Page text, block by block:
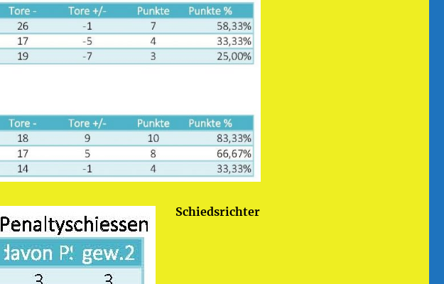
Schiedsrichter